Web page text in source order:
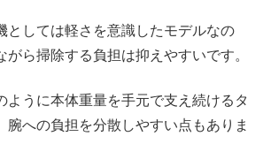
としては軽さを意識したモデルなの
がら掃除する負担は抑えやすいです。
ように本体重量を手元で支え続けるタ
腕への負担を分散しやすい点もありま